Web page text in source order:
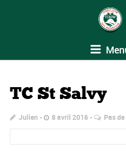
TC St Salvy
Julien 8 avril 2016 Pas